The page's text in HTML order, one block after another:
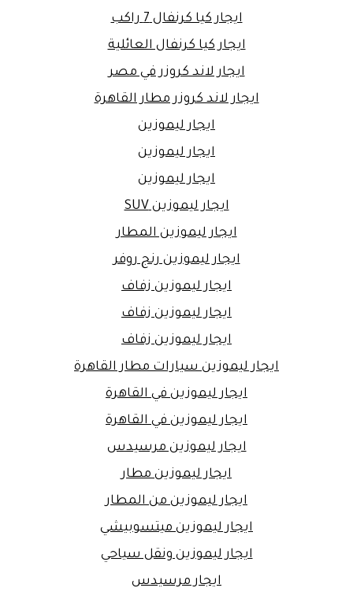
ايجار كيا كرنفال 7 راكب
ايجار كيا كرنفال العائلية
ايجار لاند كروزر في مصر
ايجار لاند كروزر مطار القاهرة
ايجار ليموزين
ايجار ليموزين
ايجار ليموزين
ايجار ليموزين SUV
ايجار ليموزين المطار
ايجار ليموزين رنج روفر
ايجار ليموزين زفاف
ايجار ليموزين زفاف
ايجار ليموزين زفاف
ايجار ليموزين سيارات مطار القاهرة
ايجار ليموزين في القاهرة
ايجار ليموزين في القاهرة
ايجار ليموزين مرسيدس
ايجار ليموزين مطار
ايجار ليموزين من المطار
ايجار ليموزين ميتسوبيشي
ايجار ليموزين ونقل سياحي
ايجار مرسيدس